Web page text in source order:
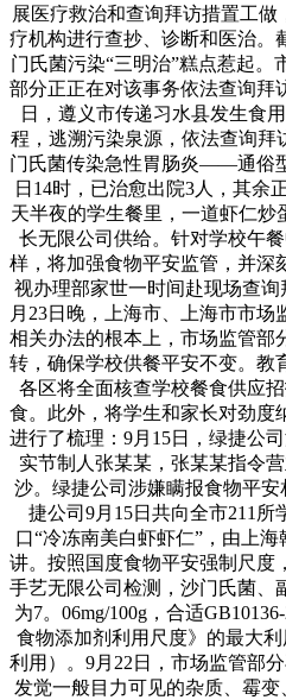
展医疗救治和查询拜访措置工
疗机构进行查抄、诊断和医治。
门氏菌污染“三明治”糕点惹起
部分正正在对该事务依法查询拜
日，遵义市传递习水县发生食
程，逃溯污染泉源，依法查询拜
门氏菌传染急性胃肠炎——通俗
日14时，已治愈出院3人，其余
天半夜的学生餐里，一道虾仁
长无限公司供给。针对学校午
样，将加强食物平安监管，并深
视办理部家世一时间赴现场查
月23日晚，上海市、上海市市
相关办法的根本上，市场监管部
转，确保学校供餐平安不变。教
各区将全面核查学校餐食供应
食。此外，将学生和家长对劲度
进行了梳理：9月15日，绿捷公
实节制人张某某，张某某指令
沙。绿捷公司涉嫌瞒报食物平
捷公司9月15日共向全市211
口“冷冻南美白虾虾仁”，由上
讲。按照国度食物平安强制尺度
手艺无限公司检测，沙门氏菌、
为7。06mg/100g，合适
食物添加剂利用尺度》的最大
利用）。9月22日，市场监管部
发觉一般目力可见的杂质、霉